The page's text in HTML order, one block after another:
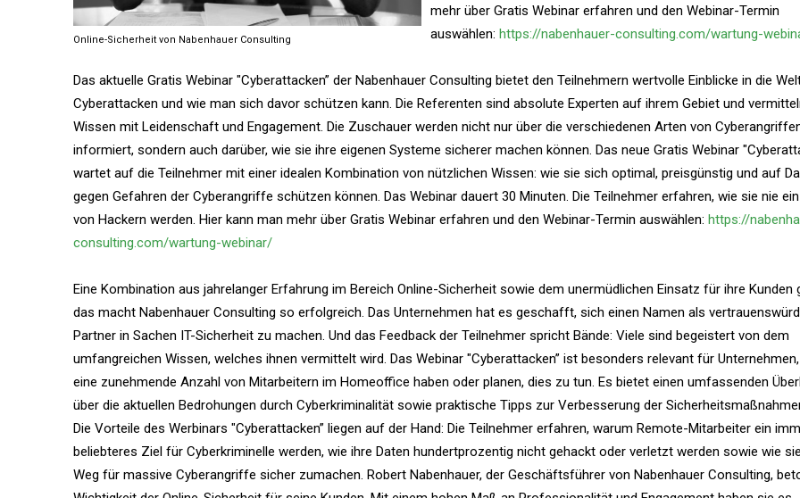
Online-Sicherheit von Nabenhauer Consulting
mehr über Gratis Webinar erfahren und den Webinar-Termin
auswählen: https://nabenhauer-consulting.com/wartung-
Das aktuelle Gratis Webinar "Cyberattacken” der Nabenhauer Consulting bietet den Teilnehmern wertvolle Einblicke in die
Cyberattacken und wie man sich davor schützen kann. Die Referenten sind absolute Experten auf ihrem Gebiet und
Wissen mit Leidenschaft und Engagement. Die Zuschauer werden nicht nur über die verschiedenen Arten von
informiert, sondern auch darüber, wie sie ihre eigenen Systeme sicherer machen können. Das neue Gratis Webinar
wartet auf die Teilnehmer mit einer idealen Kombination von nützlichen Wissen: wie sie sich optimal, preisgünstig und auf
gegen Gefahren der Cyberangriffe schützen können. Das Webinar dauert 30 Minuten. Die Teilnehmer erfahren, wie sie nie
von Hackern werden. Hier kann man mehr über Gratis Webinar erfahren und den Webinar-Termin auswählen: https://
consulting.com/wartung-webinar/
Eine Kombination aus jahrelanger Erfahrung im Bereich Online-Sicherheit sowie dem unermüdlichen Einsatz für ihre Kunden
das macht Nabenhauer Consulting so erfolgreich. Das Unternehmen hat es geschafft, sich einen Namen als
Partner in Sachen IT-Sicherheit zu machen. Und das Feedback der Teilnehmer spricht Bände: Viele sind begeistert von dem
umfangreichen Wissen, welches ihnen vermittelt wird. Das Webinar "Cyberattacken” ist besonders relevant für
eine zunehmende Anzahl von Mitarbeitern im Homeoffice haben oder planen, dies zu tun. Es bietet einen umfassenden
über die aktuellen Bedrohungen durch Cyberkriminalität sowie praktische Tipps zur Verbesserung der
Die Vorteile des Werbinars "Cyberattacken” liegen auf der Hand: Die Teilnehmer erfahren, warum Remote-Mitarbeiter ein
beliebteres Ziel für Cyberkriminelle werden, wie ihre Daten hundertprozentig nicht gehackt oder verletzt werden sowie wie
Weg für massive Cyberangriffe sicher zumachen. Robert Nabenhauer, der Geschäftsführer von Nabenhauer Consulting,